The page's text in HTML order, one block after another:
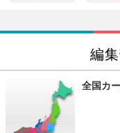
編
全国カ